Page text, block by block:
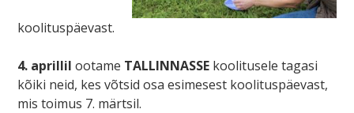
koolituspäevast.
4. aprillilootame TALLINNASSE koolitusele tagasi
kõiki neid, kes võtsid osa esimesest koolituspäevast,
mis toimus 7. märtsil.